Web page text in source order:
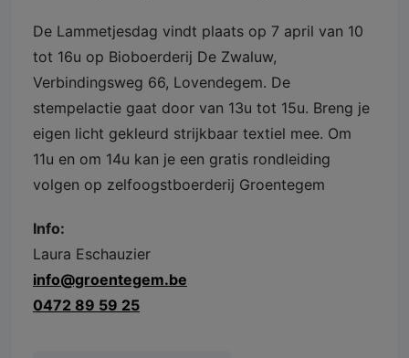
De Lammetjesdag vindt plaats op 7 april van 10
tot 16u op Bioboerderij De Zwaluw,
Verbindingsweg 66, Lovendegem. De
stempelactie gaat door van 13u tot 15u. Breng je
eigen licht gekleurd strijkbaar textiel mee. Om
11u en om 14u kan je een gratis rondleiding
volgen op zelfoogstboerderij Groentegem
Info:
Laura Eschauzier
info@groentegem.be
0472 89 59 25